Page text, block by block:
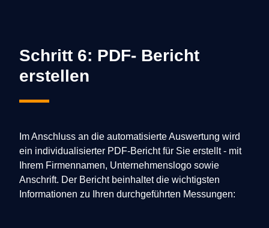
Schritt 6: PDF- Bericht
erstellen
Im Anschluss an die automatisierte Auswertung wird
ein individualisierter PDF-Bericht für Sie erstellt - mit
Ihrem Firmennamen, Unternehmenslogo sowie
Anschrift. Der Bericht beinhaltet die wichtigsten
Informationen zu Ihren durchgeführten Messungen: